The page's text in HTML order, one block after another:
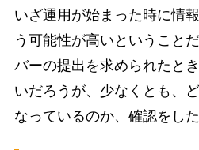
いざ運用が始まった時に情
う可能性が高いということ
バーの提出を求められたと
いだろうが、少なくとも、
なっているのか、確認をし